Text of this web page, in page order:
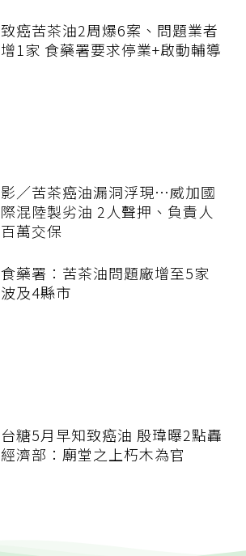
致癌苦茶油2周爆6案、問題業者
增1家 食藥署要求停業+啟動輔導
影／苦茶癌油漏洞浮現…威加國
際混陸製劣油 2人聲押、負責人
百萬交保
食藥署：苦茶油問題廠增至5家
波及4縣市
台糖5月早知致癌油 殷瑋曝2點轟
經濟部：廟堂之上朽木為官